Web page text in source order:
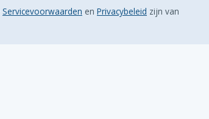
Servicevoorwaarden en Privacybeleid zijn van